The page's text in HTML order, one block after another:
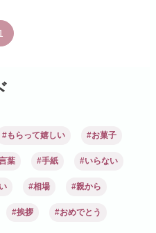
#もらって嬉しい #お菓子
葉 #手紙 #いらない
#相場 #親から
#挨拶 #おめでとう